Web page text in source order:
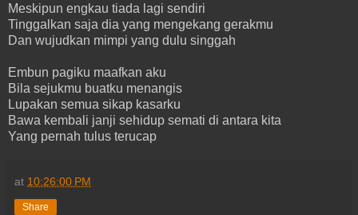
Meskipun engkau tiada lagi sendiri
Tinggalkan saja dia yang mengekang gerakmu
Dan wujudkan mimpi yang dulu singgah
Embun pagiku maafkan aku
Bila sejukmu buatku menangis
Lupakan semua sikap kasarku
Bawa kembali janji sehidup semati di antara kita
Yang pernah tulus terucap
at 10:26:00 PM
Share